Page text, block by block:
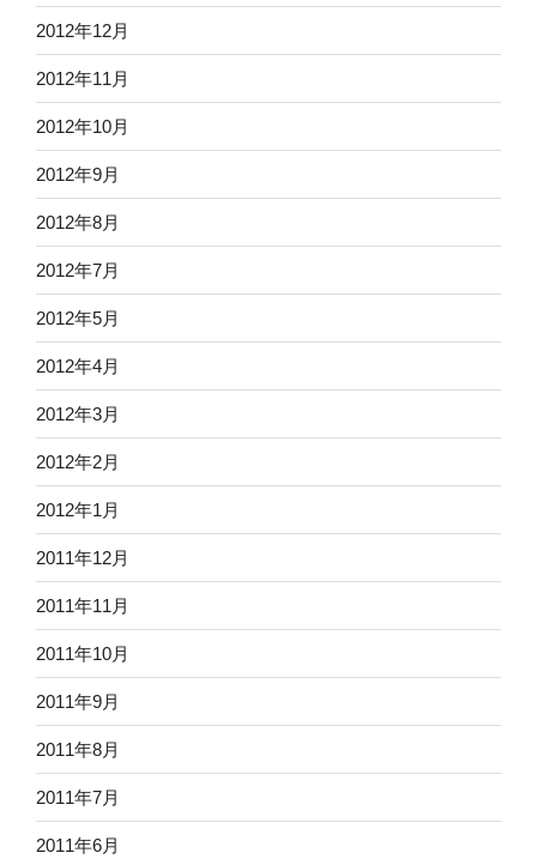
2012年12月
2012年11月
2012年10月
2012年9月
2012年8月
2012年7月
2012年5月
2012年4月
2012年3月
2012年2月
2012年1月
2011年12月
2011年11月
2011年10月
2011年9月
2011年8月
2011年7月
2011年6月